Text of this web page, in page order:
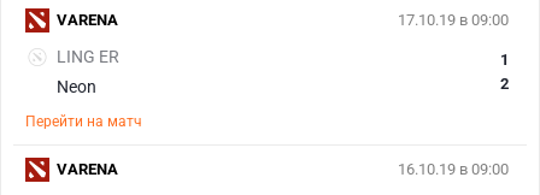
17.10.19 в 09:00
LING ER
Neon
1
2
Перейти на матч
VARENA
16.10.19 в 09:00
VARENA